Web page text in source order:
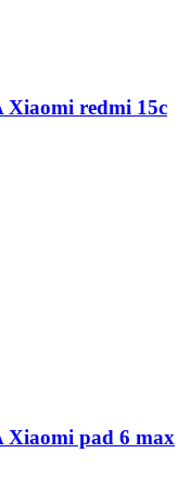
Xiaomi redmi 15c
Xiaomi pad 6 max